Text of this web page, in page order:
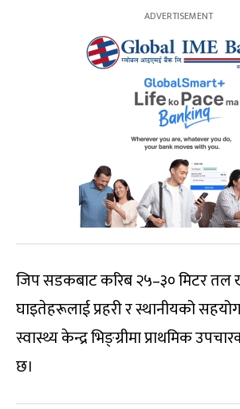
जिप सडकबाट करिब २५–३० मिटर तल
घाइतेहरूलाई प्रहरी र स्थानीयको
स्वास्थ्य केन्द्र भिङ्ग्रीमा प्राथमिक
छ।